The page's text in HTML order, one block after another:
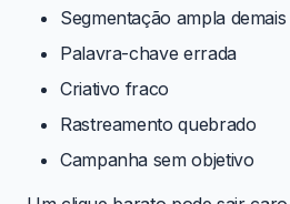
Segmentação ampla demais
Palavra-chave errada
Criativo fraco
Rastreamento quebrado
Campanha sem objetivo